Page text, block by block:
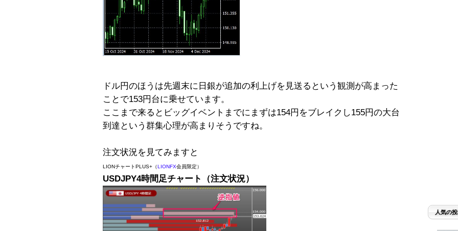
ドル円のほうは先週末に日銀が追加の利上げを見送るという観測が高まった
ことで153円台に乗せています。
ここまで来るとビッグイベントまでにまずは154円をブレイクし155円の大台
到達という群集心理が高まりそうですね。
注文状況を見てみますと
LIONチャートPLUS+（LIONFX会員限定）
USDJPY4時間足チャート（注文状況）
人気の